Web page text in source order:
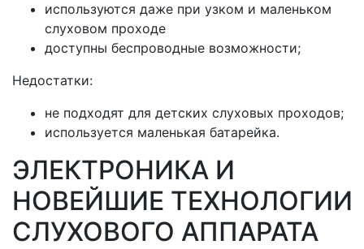
используются даже при узком и маленьком
слуховом проходе
доступны беспроводные возможности;
Недостатки:
не подходят для детских слуховых проходов;
используется маленькая батарейка.
ЭЛЕКТРОНИКА И
НОВЕЙШИЕ ТЕХНОЛОГИИ
СЛУХОВОГО АППАРАТА